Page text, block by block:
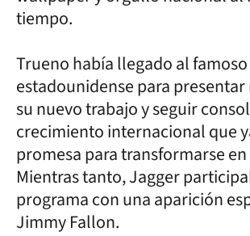
tiempo.
Trueno había llegado al
estadounidense para
su nuevo trabajo y seguir
crecimiento internacional que
promesa para transformarse
Mientras tanto, Jagger
programa con una aparición
Jimmy Fallon.